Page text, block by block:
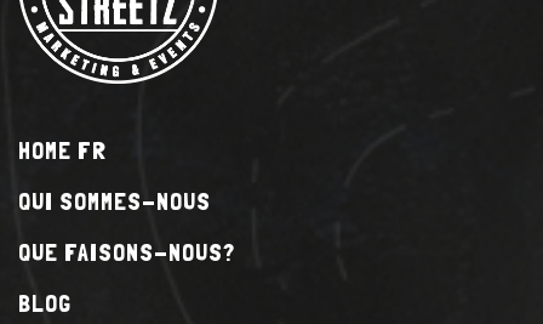
HOME FR
QUI SOMMES-NOUS
QUE FAISONS-NOUS?
BLOG